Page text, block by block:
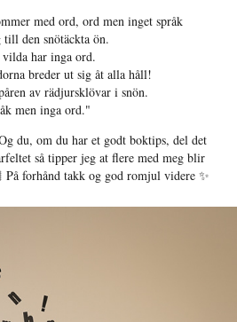
med ord, ord men inget språk
den snötäckta ön.
har inga ord.
breder ut sig åt alla håll!
av rädjursklövar i snön.
men inga ord."
du, om du har et godt boktips, del det
så tipper jeg at flere med meg blir
forhånd takk og god romjul videre ✨⁠